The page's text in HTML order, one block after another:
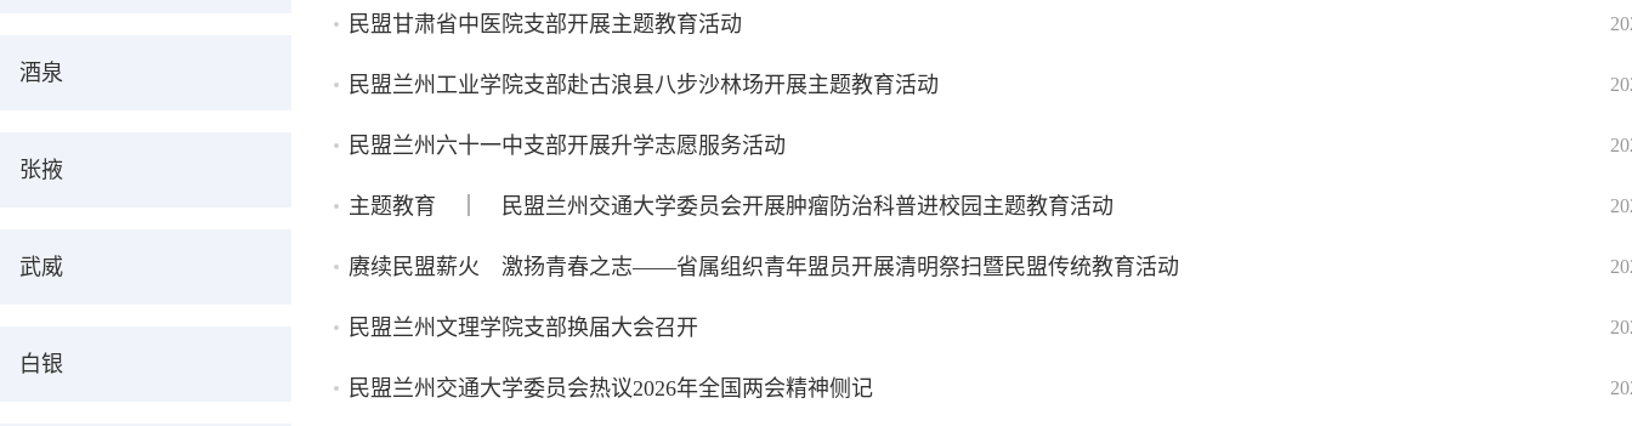
酒泉
张掖
武威
白银
民盟甘肃省中医院支部开展主题教育活动
民盟兰州工业学院支部赴古浪县八步沙林场开展主题教育活动
民盟兰州六十一中支部开展升学志愿服务活动
主题教育 ｜ 民盟兰州交通大学委员会开展肿瘤防治科普进校园主题教育活动
赓续民盟薪火 激扬青春之志——省属组织青年盟员开展清明祭扫暨民盟传统教育活动
民盟兰州文理学院支部换届大会召开
民盟兰州交通大学委员会热议2026年全国两会精神侧记